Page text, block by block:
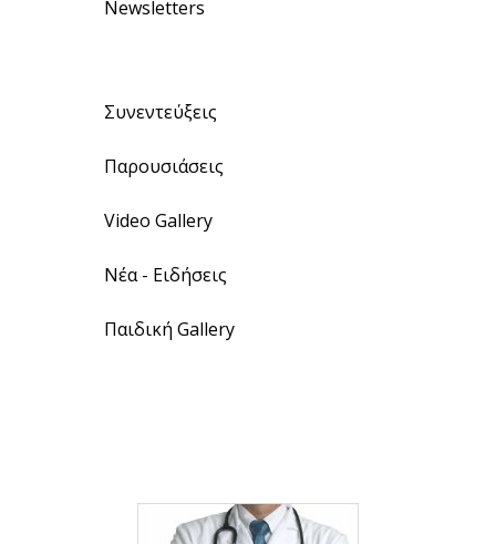
Newsletters
Συνεντεύξεις
Παρουσιάσεις
Video Gallery
Νέα - Ειδήσεις
Παιδική Gallery